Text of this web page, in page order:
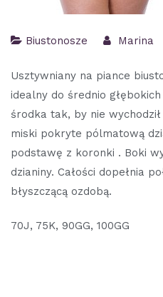
Biustonosze Marina
Usztywniany na piance
idealny do średnio
środka tak, by nie
miski pokryte pólmatową
podstawę z koronki . Boki
dzianiny. Całości dopełnia
błyszczącą ozdobą.
70J, 75K, 90GG, 100GG